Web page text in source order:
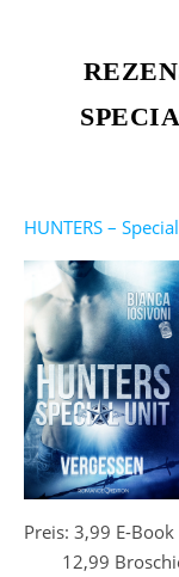
HUNTERS –
Preis: 3,99 E-Book
12,99